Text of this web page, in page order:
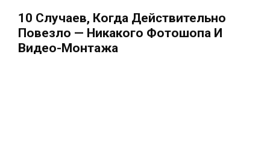
10 Случаев, Когда Действительно
Повезло — Никакого Фотошопа И
Видео-Монтажа